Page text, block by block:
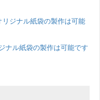
ジナル紙袋の製作は可能
ナル紙袋の製作は可能です